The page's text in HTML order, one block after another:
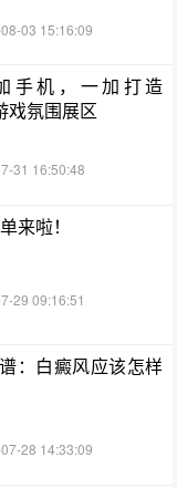
03 15:16:09
手机，一加打造
戏氛围展区
31 16:50:48
来啦！
29 09:16:51
：白癜风应该怎样
28 14:33:09